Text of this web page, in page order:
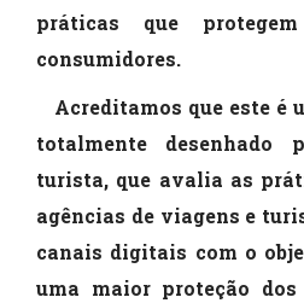
práticas que
consumidores.
Acreditamos que este é
totalmente desenhado
turista, que avalia as
agências de viagens e
canais digitais com o
uma maior proteção